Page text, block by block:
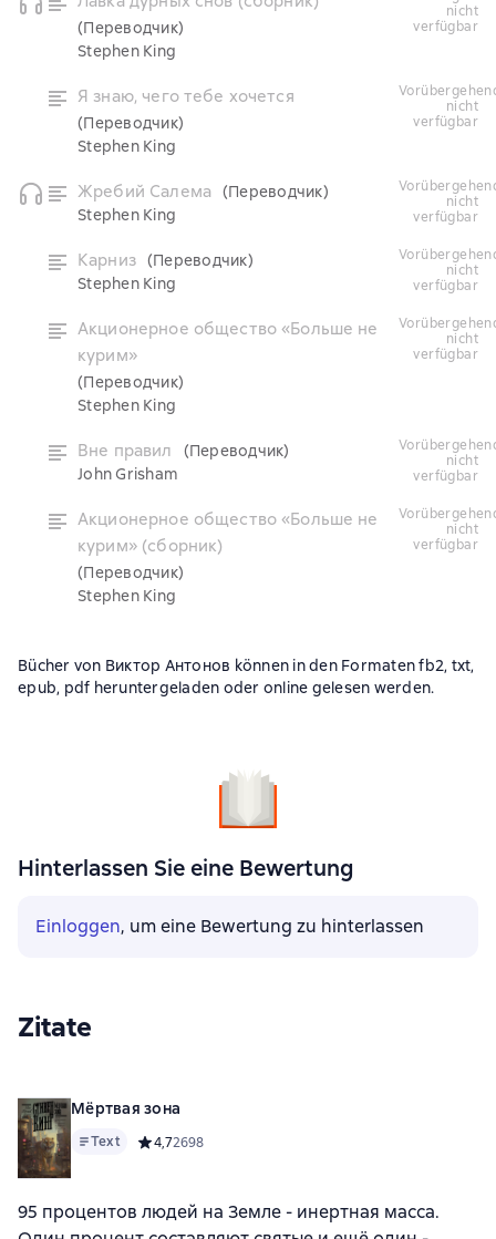
(Переводчик)
Stephen King
nicht
verfügbar
Я знаю, чего тебе хочется
(Переводчик)
Stephen King
vorübergehend
nicht
verfügbar
Жребий Салема
(Переводчик)
Stephen King
vorübergehend
nicht
verfügbar
Карниз (Переводчик)
Stephen King
vorübergehend
nicht
verfügbar
Акционерное общество «Больше не
курим»
(Переводчик)
Stephen King
vorübergehend
nicht
verfügbar
Вне правил
(Переводчик)
John Grisham
vorübergehend
nicht
verfügbar
Акционерное общество «Больше не
курим» (сборник)
(Переводчик)
Stephen King
vorübergehend
nicht
verfügbar
Bücher von Виктор Антонов können in den Formaten fb2, txt,
epub, pdf heruntergeladen oder online gelesen werden.
Hinterlassen Sie eine Bewertung
Einloggen, um eine Bewertung zu hinterlassen
Zitate
Мёртвая зона
Text Средний рейтинг 4,7 на основе 2698 оценок
4,72698
95 процентов людей на Земле - инертная масса.